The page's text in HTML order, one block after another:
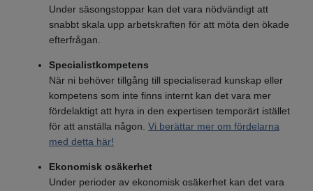
Under säsongstoppar kan det vara nödvändigt att
snabbt skala upp arbetskraften för att möta den ökade
efterfrågan.
Specialistkompetens
När ni behöver tillgång till specialiserad kunskap eller
kompetens som inte finns internt kan det vara mer
fördelaktigt att hyra in den expertisen temporärt istället
för att anställa någon. Vi berättar mer om fördelarna
med detta här!
Ekonomisk osäkerhet
Under perioder av ekonomisk osäkerhet kan det vara